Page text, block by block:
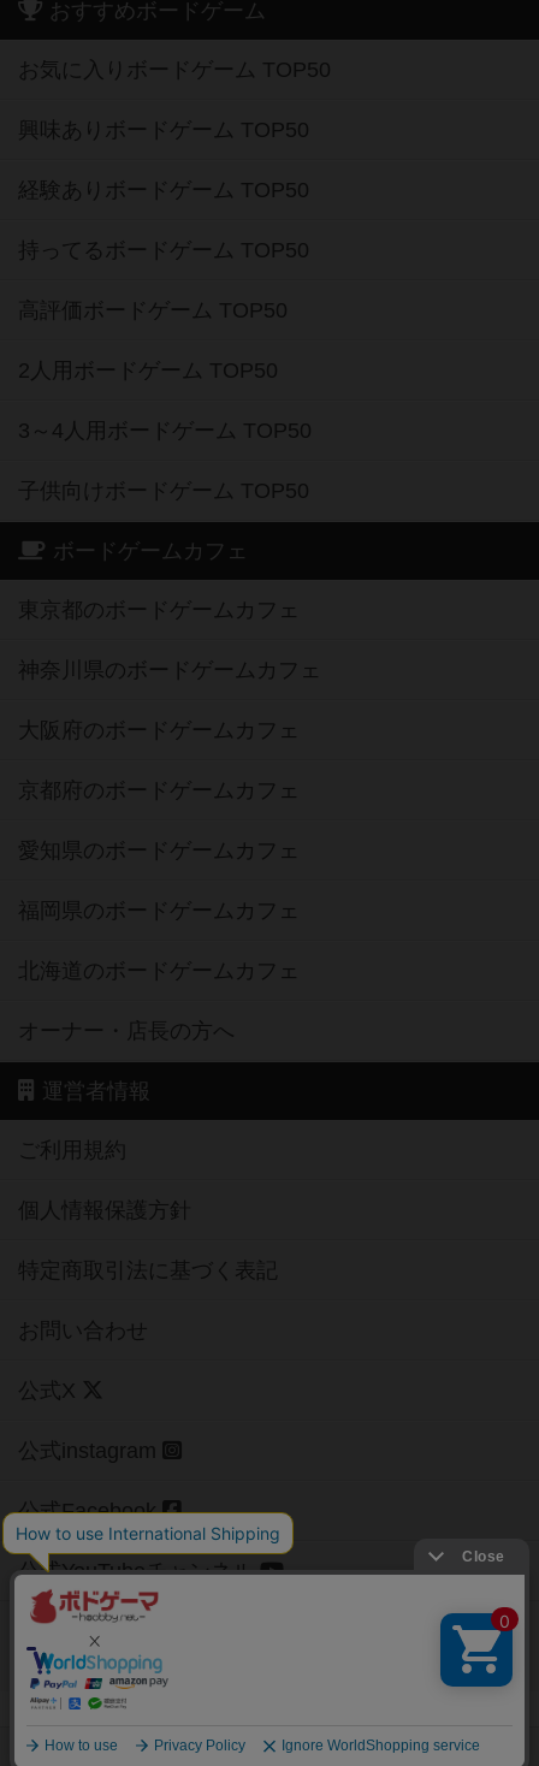
おすすめボードゲーム
お気に入りボードゲーム TOP50
興味ありボードゲーム TOP50
経験ありボードゲーム TOP50
持ってるボードゲーム TOP50
高評価ボードゲーム TOP50
2人用ボードゲーム TOP50
3～4人用ボードゲーム TOP50
子供向けボードゲーム TOP50
ボードゲームカフェ
東京都のボードゲームカフェ
神奈川県のボードゲームカフェ
大阪府のボードゲームカフェ
京都府のボードゲームカフェ
愛知県のボードゲームカフェ
福岡県のボードゲームカフェ
北海道のボードゲームカフェ
オーナー・店長の方へ
運営者情報
ご利用規約
個人情報保護方針
特定商取引法に基づく表記
お問い合わせ
公式X
公式instagram
公式Facebook
公式YouTubeチャンネル